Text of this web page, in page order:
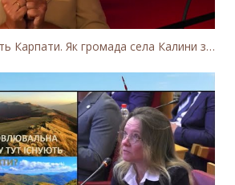
Жінки, які захищають Карпати. Як громада села Калини захищає річку Тересву від забудови МГЕС